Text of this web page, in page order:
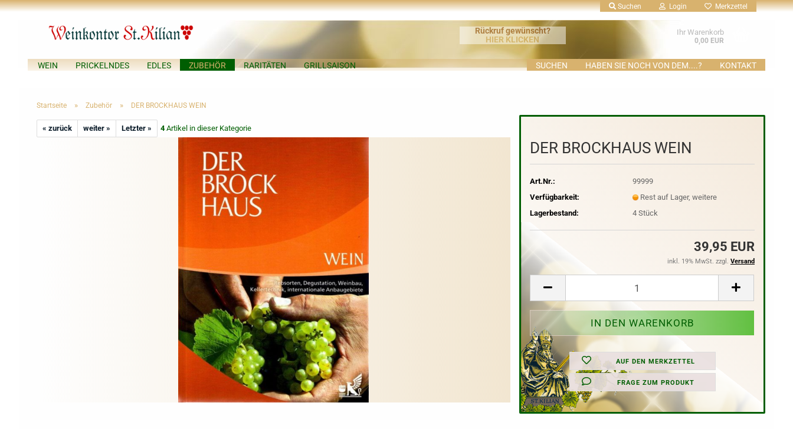
Suchen Login Merkzettel
Rückruf gewünscht?
HIER KLICKEN
Ihr Warenkorb
0,00 EUR
WEIN PRICKELNDES EDLES ZUBEHÖR RARITÄTEN GRILLSAISON SUCHEN HABEN SIE NOCH VON DEM....? KONTAKT
Startseite » Zubehör » DER BROCKHAUS WEIN
« zurück weiter » Letzter » 4Artikel in dieser Kategorie
DER BROCKHAUS WEIN
Art.Nr.:
99999
Verfügbarkeit:
Rest auf Lager, weitere
Lagerbestand:
4 Stück
39,95 EUR
inkl. 19% MwSt. zzgl. Versand
AUF DEN MERKZETTEL
FRAGE ZUM PRODUKT